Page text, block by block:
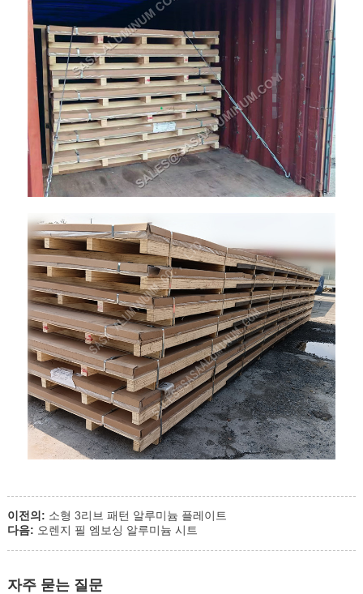
이전의: 소형 3리브 패턴 알루미늄 플레이트
다음: 오렌지 필 엠보싱 알루미늄 시트
자주 묻는 질문